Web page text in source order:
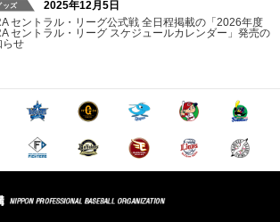
2025年12月5日
セントラル・リーグ公式戦 全日程掲載の「2026年度
セントラル・リーグ スケジュールカレンダー」発売の
らせ